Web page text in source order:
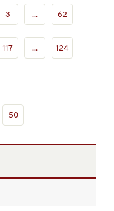
3 ... 62
117 ... 124
50